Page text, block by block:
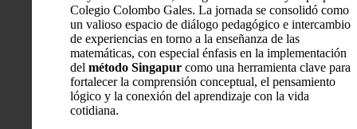
Colegio Colombo Gales. La jornada se consolidó como
un valioso espacio de diálogo pedagógico e intercambio
de experiencias en torno a la enseñanza de las
matemáticas, con especial énfasis en la implementación
del método Singapur como una herramienta clave para
fortalecer la comprensión conceptual, el pensamiento
lógico y la conexión del aprendizaje con la vida
cotidiana.